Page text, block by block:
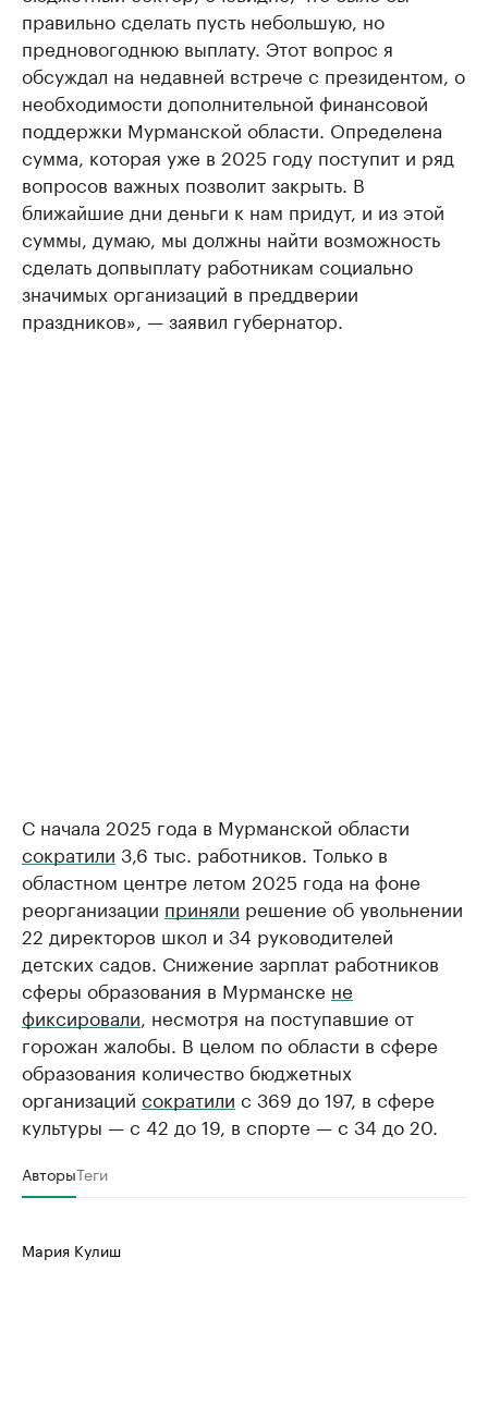
правильно сделать пусть небольшую, но
предновогоднюю выплату. Этот вопрос я
обсуждал на недавней встрече с президентом, о
необходимости дополнительной финансовой
поддержки Мурманской области. Определена
сумма, которая уже в 2025 году поступит и ряд
вопросов важных позволит закрыть. В
ближайшие дни деньги к нам придут, и из этой
суммы, думаю, мы должны найти возможность
сделать допвыплату работникам социально
значимых организаций в преддверии
праздников», — заявил губернатор.
С начала 2025 года в Мурманской области
сократили 3,6 тыс. работников. Только в
областном центре летом 2025 года на фоне
реорганизации приняли решение об увольнении
22 директоров школ и 34 руководителей
детских садов. Снижение зарплат работников
сферы образования в Мурманске не
фиксировали, несмотря на поступавшие от
горожан жалобы. В целом по области в сфере
образования количество бюджетных
организаций сократили с 369 до 197, в сфере
культуры — с 42 до 19, в спорте — с 34 до 20.
АвторыТеги
Мария Кулиш